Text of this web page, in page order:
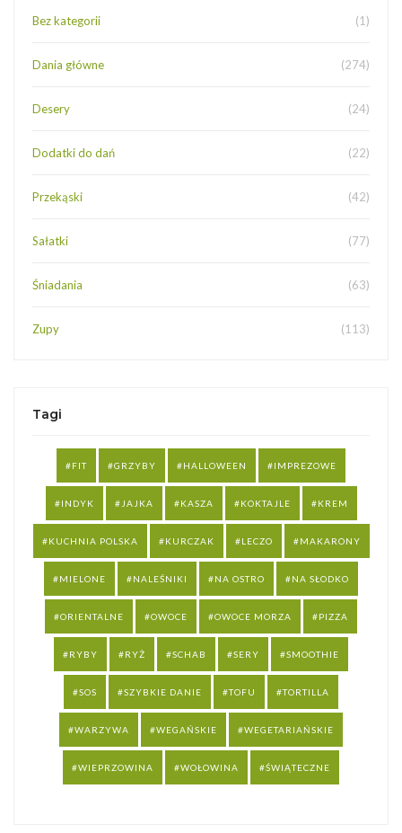
Bez kategorii (1)
Dania główne (274)
Desery (24)
Dodatki do dań (22)
Przekąski (42)
Sałatki (77)
Śniadania (63)
Zupy (113)
Tagi
FIT GRZYBY HALLOWEEN IMPREZOWE
INDYK JAJKA KASZA KOKTAJLE KREM
KUCHNIA POLSKA KURCZAK LECZO MAKARONY
MIELONE NALEŚNIKI NA OSTRO NA SŁODKO
ORIENTALNE OWOCE OWOCE MORZA PIZZA
RYBY RYŻ SCHAB SERY SMOOTHIE
SOS SZYBKIE DANIE TOFU TORTILLA
WARZYWA WEGAŃSKIE WEGETARIAŃSKIE
WIEPRZOWINA WOŁOWINA ŚWIĄTECZNE